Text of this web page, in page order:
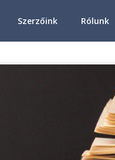
Szerzőink Rólunk